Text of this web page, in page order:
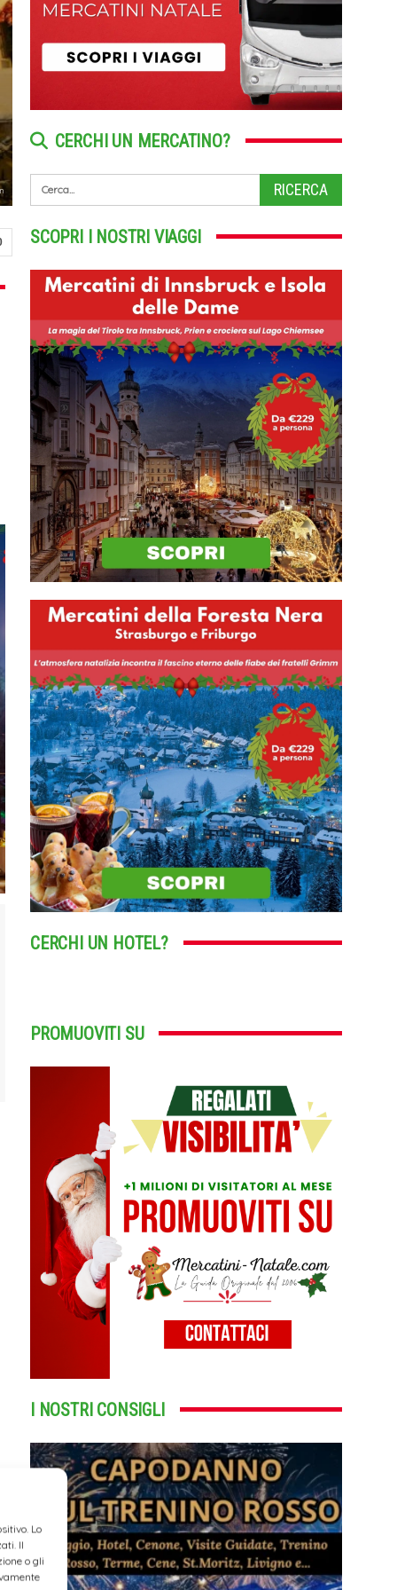
Lo
Il
o gli
CERCHI UN MERCATINO?
SCOPRI I NOSTRI VIAGGI
CERCHI UN HOTEL?
PROMUOVITI SU
I NOSTRI CONSIGLI